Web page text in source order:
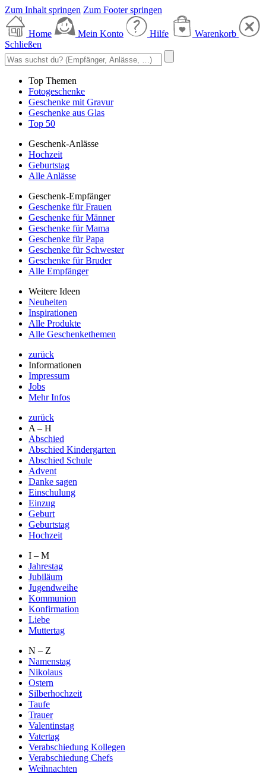
Zum Inhalt springen Zum Footer springen
Home Mein Konto Hilfe
Warenkorb
Schließen
Top Themen
Fotogeschenke
Geschenke mit Gravur
Geschenke aus Glas
Top 50
Geschenk-Anlässe
Hochzeit
Geburtstag
Alle Anlässe
Geschenk-Empfänger
Geschenke für Frauen
Geschenke für Männer
Geschenke für Mama
Geschenke für Papa
Geschenke für Schwester
Geschenke für Bruder
Alle Empfänger
Weitere Ideen
Neuheiten
Inspirationen
Alle Produkte
Alle Geschenkethemen
zurück
Informationen
Impressum
Jobs
Mehr Infos
zurück
A – H
Abschied
Abschied Kindergarten
Abschied Schule
Advent
Danke sagen
Einschulung
Einzug
Geburt
Geburtstag
Hochzeit
I – M
Jahrestag
Jubiläum
Jugendweihe
Kommunion
Konfirmation
Liebe
Muttertag
N – Z
Namenstag
Nikolaus
Ostern
Silberhochzeit
Taufe
Trauer
Valentinstag
Vatertag
Verabschiedung Kollegen
Verabschiedung Chefs
Weihnachten